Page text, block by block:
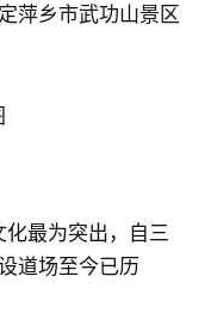
萍乡市武功山景区
最为突出，自三
道场至今已历